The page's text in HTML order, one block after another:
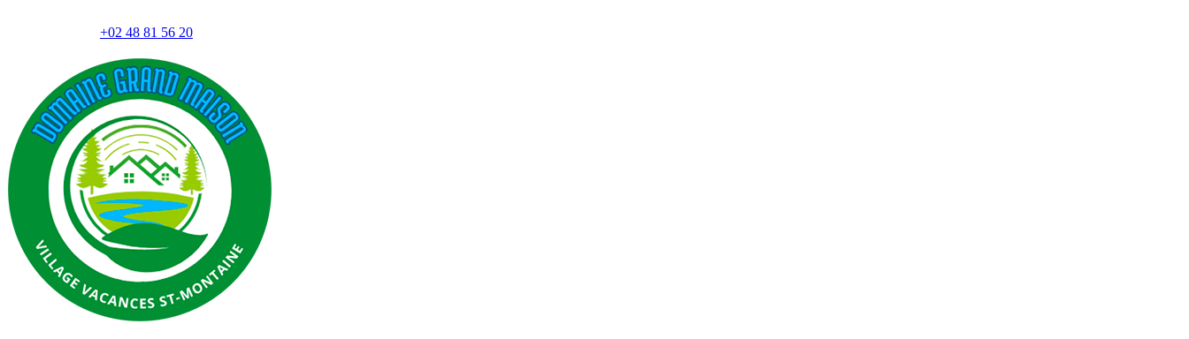
+02 48 81 56 20